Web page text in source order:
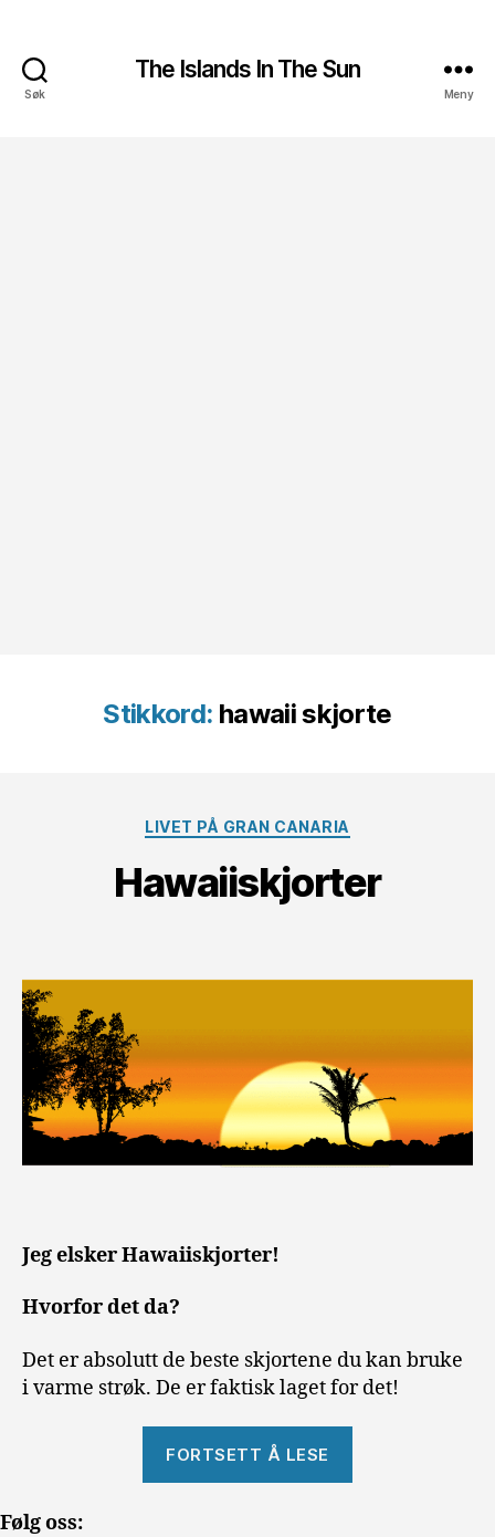
Søk
The Islands In The Sun
Meny
Stikkord: hawaii skjorte
Kategorier
LIVET PÅ GRAN CANARIA
Hawaiiskjorter
Jeg elsker Hawaiiskjorter!
Hvorfor det da?
Det er absolutt de beste skjortene du kan bruke
i varme strøk. De er faktisk laget for det!
FORTSETT Å LESE
Følg oss: